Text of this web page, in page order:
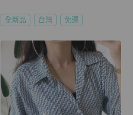
全新品 台灣 免運